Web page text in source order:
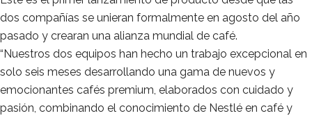
dos compañías se unieran formalmente en agosto del año
pasado y crearan una alianza mundial de café.
“Nuestros dos equipos han hecho un trabajo excepcional en
solo seis meses desarrollando una gama de nuevos y
emocionantes cafés premium, elaborados con cuidado y
pasión, combinando el conocimiento de Nestlé en café y